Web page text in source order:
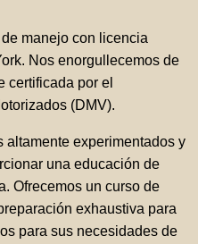
manejo con licencia
Nos enorgullecemos de
certificada por el
(DMV).
altamente experimentados y
una educación de
Ofrecemos un curso de
exhaustiva para
para sus necesidades de